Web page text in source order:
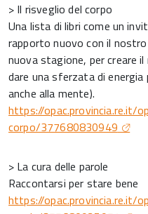
> Il risveglio del corpo
Una lista di libri come un
rapporto nuovo con il nostro
nuova stagione, per creare
dare una sferzata di
anche alla mente).
https://opac.provincia.re.it/
corpo/377680830949
> La cura delle parole
Raccontarsi per stare bene
https://opac.provincia.re.it/